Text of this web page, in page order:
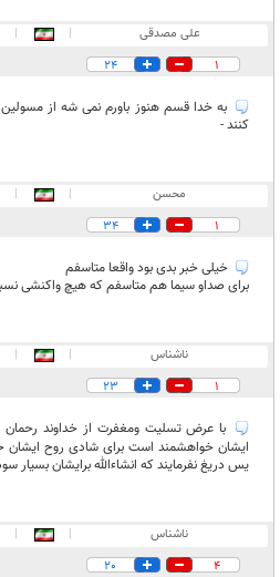
علی مصدقی |
|
1
24
به خدا قسم هنوز باورم نمی شه از مسولین
کنند -
محسن |
|
1
34
خیلی خبر بدی بود واقعا متاسفم
برای صداو سیما هم متاسفم که هیچ واکنشی
ناشناس |
|
1
23
با عرض تسلیت ومغفرت از خداوند رحمان
ایشان خواهشمند است برای شادی روح
یس دریغ نفرمایند که انشاءالله برایشان بسیار
ناشناس |
|
4
20